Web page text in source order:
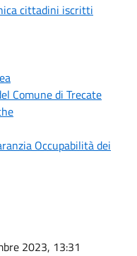
cittadini iscritti
Comune di Trecate
Occupabilità dei
2023, 13:31